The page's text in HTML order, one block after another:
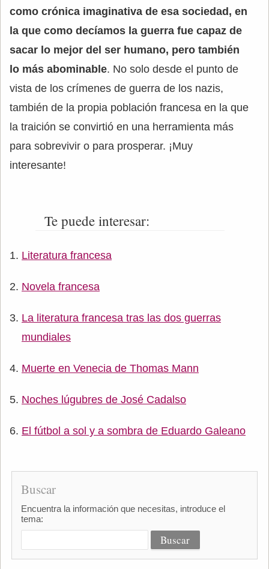
como crónica imaginativa de esa sociedad, en
la que como decíamos la guerra fue capaz de
sacar lo mejor del ser humano, pero también
lo más abominable. No solo desde el punto de
vista de los crímenes de guerra de los nazis,
también de la propia población francesa en la que
la traición se convirtió en una herramienta más
para sobrevivir o para prosperar. ¡Muy
interesante!
Te puede interesar:
Literatura francesa
Novela francesa
La literatura francesa tras las dos guerras
mundiales
Muerte en Venecia de Thomas Mann
Noches lúgubres de José Cadalso
El fútbol a sol y a sombra de Eduardo Galeano
Buscar
Encuentra la información que necesitas, introduce el
tema: